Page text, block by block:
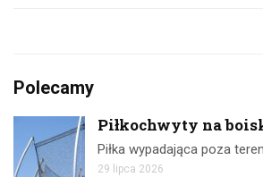
Polecamy
Piłkochwyty na
Piłka wypadająca poza
29 lipca 2026